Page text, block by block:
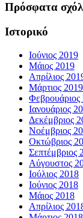
Πρόσφατα
Ιστορικό
Ιούνιος 2019
Μάιος 2019
Απρίλιος
Μάρτιος 2019
Φεβρουάριος
Ιανουάριος
Δεκέμβριος
Νοέμβριος
Οκτώβριος
Σεπτέμβριος
Αύγουστος
Ιούλιος 2018
Ιούνιος 2018
Μάιος 2018
Απρίλιος